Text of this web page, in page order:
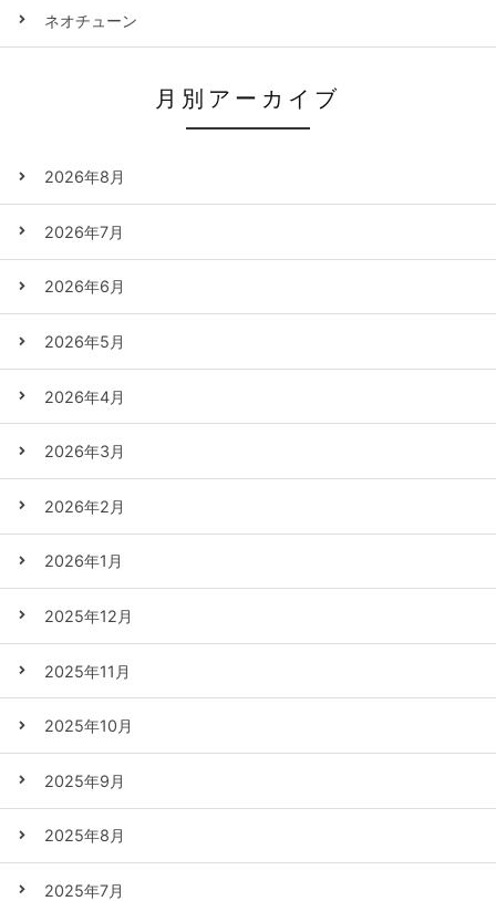
ネオチューン
月別アーカイブ
2026年8月
2026年7月
2026年6月
2026年5月
2026年4月
2026年3月
2026年2月
2026年1月
2025年12月
2025年11月
2025年10月
2025年9月
2025年8月
2025年7月